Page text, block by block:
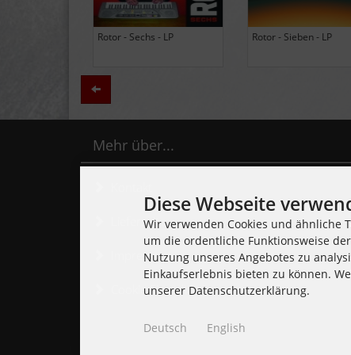
Black Lung - Ancients - LP
Daily Thompson - Glue -
Zurück
Mehr über...
Lieferzeit
Impressum
Cookie Einstellungen
Diese Webseite
Wir verwenden Cookies und ähnliche
um die ordentliche Funktionsweise
Nutzung unseres Angebotes zu
Einkaufserlebnis bieten zu können.
unserer Datenschutzerklärung.
Deutsch English